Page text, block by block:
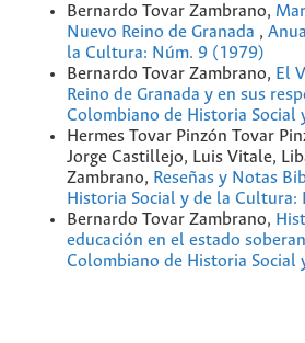
Bernardo Tovar Zambrano,
Nuevo Reino de Granada ,
la Cultura: Núm. 9 (1979)
Bernardo Tovar Zambrano, El
Reino de Granada y en sus
Colombiano de Historia
Hermes Tovar Pinzón Tovar
Jorge Castillejo, Luis Vitale,
Zambrano, Reseñas y Notas
Historia Social y de la
Bernardo Tovar Zambrano,
educación en el estado
Colombiano de Historia